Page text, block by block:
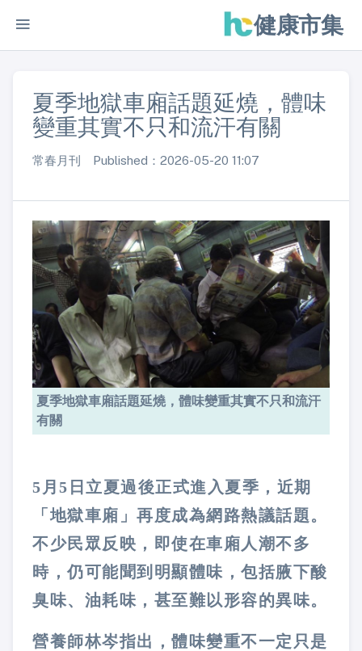
健康市集
夏季地獄車廂話題延燒，體味
變重其實不只和流汗有關
常春月刊 Published：2026-05-20 11:07
夏季地獄車廂話題延燒，體味變重其實不只和流汗
有關
5 月 5 日立夏過後正式進入夏季，近期
「地獄車廂」再度成為網路熱議話題。
不少民眾反映，即使在車廂人潮不多
時，仍可能聞到明顯體味，包括腋下酸
臭味、油耗味，甚至難以形容的異味。
營養師林岑指出，體味變重不一定只是